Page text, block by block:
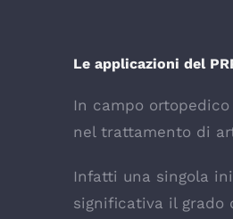
Le applicazioni del
In campo
nel trattamento di
Infatti una singola
significativa il